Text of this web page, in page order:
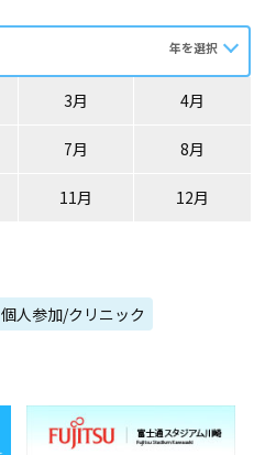
3月 4月
7月 8月
11月 12月
個人参加/クリニック